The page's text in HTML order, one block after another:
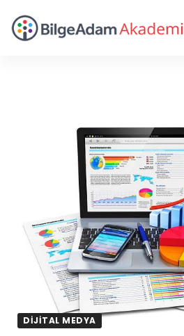
DIJITAL MEDYA